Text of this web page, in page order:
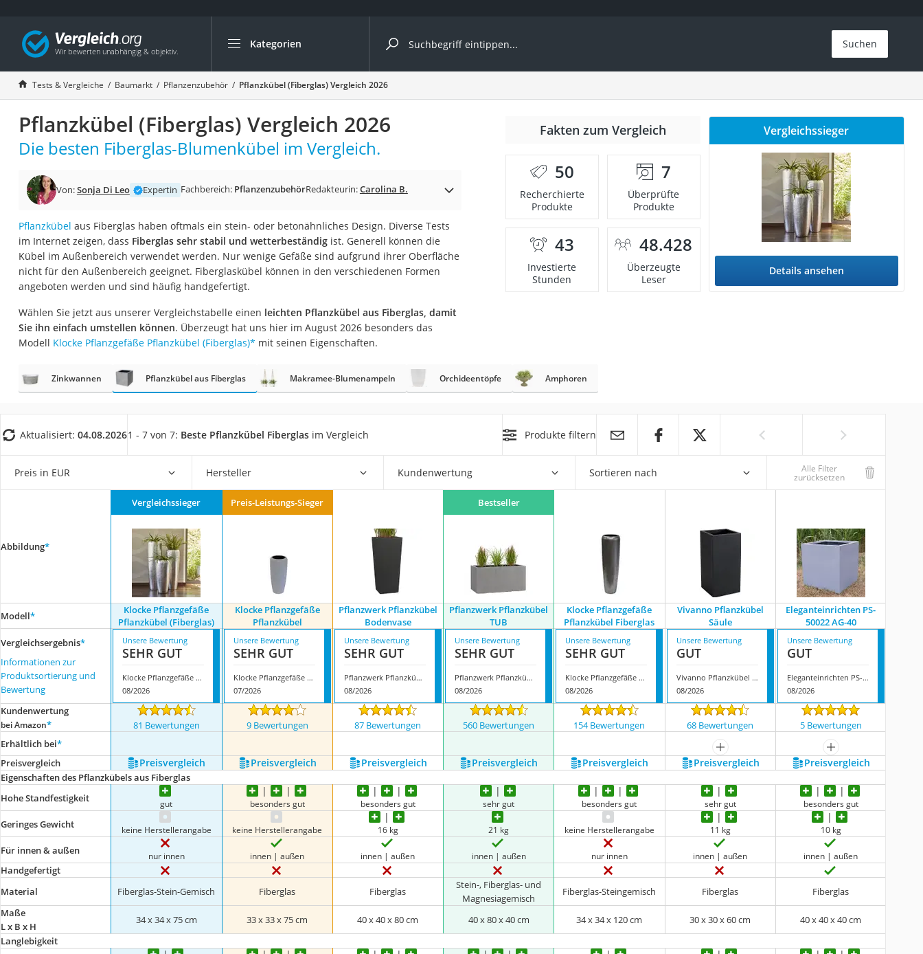
Kategorien
Die beliebtesten Vergleiche nach Kategorie
Baumarkt
Tresor feuerfest
Makita-Akku-Rasenmäher
Kappsäge
Akku-Rasentrimmer
Split-Klimaanlage 2 Innengeräte
Pelletofen
Bohrmaschine
Tiefbrunnenpumpe
Fliesenschneider
Hochdruckreiniger
Überwachungskamera
Akku-Laubsauger
Multimeter
Winterharte Palmen
Gasdurchlauferhitzer
Suchen
Tests & Vergleiche Baumarkt Pflanzenzubehör Pflanzkübel (Fiberglas) Vergleich 2026
Pflanzkübel (Fiberglas) Vergleich 2026
Die besten Fiberglas-Blumenkübel im Vergleich.
Von:Sonja Di Leo Expertin Fachbereich: PflanzenzubehörRedakteurin:Carolina B.
Pflanzkübel aus Fiberglas haben oftmals ein stein- oder betonähnliches Design. Diverse Tests
im Internet zeigen, dass Fiberglas sehr stabil und wetterbeständigist. Generell können die
Kübel im Außenbereich verwendet werden. Nur wenige Gefäße sind aufgrund ihrer Oberfläche
nicht für den Außenbereich geeignet. Fiberglaskübel können in den verschiedenen Formen
angeboten werden und sind häufig handgefertigt.
Wählen Sie jetzt aus unserer Vergleichstabelle einen leichten Pflanzkübel aus Fiberglas, damit
Sie ihn einfach umstellen können. Überzeugt hat uns hier im August 2026 besonders das
Modell Klocke Pflanzgefäße Pflanzkübel (Fiberglas)* mit seinen Eigenschaften.
Fakten zum Vergleich
50
Recherchierte
Produkte
7
Überprüfte
Produkte
43
Investierte
Stunden
48.428
Überzeugte
Leser
Vergleichssieger
Details ansehen
Zinkwannen Pflanzkübel aus Fiberglas Makramee-Blumenampeln Orchideentöpfe Amphoren
Aktualisiert: 04.08.20261 - 7 von 7: Beste Pflanzkübel Fiberglas im Vergleich Produkte filtern
Preis in EUR Hersteller Kundenwertung Sortieren nach Alle Filter
zurücksetzen
Abbildung*
Vergleichssieger Preis-Leistungs-Sieger Bestseller
Modell*
Klocke Pflanzgefäße
Pflanzkübel (Fiberglas)
Klocke Pflanzgefäße
Pflanzkübel
Pflanzwerk Pflanzkübel
Bodenvase
Pflanzwerk Pflanzkübel
TUB
Klocke Pflanzgefäße
Pflanzkübel Fiberglas
Vivanno Pflanzkübel
Säule
Eleganteinrichten PS-
50022 AG-40
Vergleichsergebnis*
Informationen zur
Produktsortierung und
Bewertung
Unsere Bewertung
SEHR GUT
Klocke Pflanzgefäße Pflanzkübel (Fiberglas)
08/2026
Unsere Bewertung
SEHR GUT
Klocke Pflanzgefäße Pflanzkübel
07/2026
Unsere Bewertung
SEHR GUT
Pflanzwerk Pflanzkübel Bodenvase
08/2026
Unsere Bewertung
SEHR GUT
Pflanzwerk Pflanzkübel TUB
08/2026
Unsere Bewertung
SEHR GUT
Klocke Pflanzgefäße Pflanzkübel Fiberglas
08/2026
Unsere Bewertung
GUT
Vivanno Pflanzkübel Säule
08/2026
Unsere Bewertung
GUT
Eleganteinrichten PS-50022 AG-40
08/2026
Kundenwertung
bei Amazon* 81 Bewertungen 9 Bewertungen 87 Bewertungen 560 Bewertungen 154 Bewertungen 68 Bewertungen
5 Bewertungen
Erhältlich bei*
mehr anzeigen
mehr anzeigen
Preis­vergleich
Preis­vergleich Preis­vergleich Preis­vergleich Preis­vergleich Preis­vergleich Preis­vergleich Preis­vergleich
Eigenschaften des Pflanzkübels aus Fiberglas
Hohe Standfestigkeit
gut besonders gut besonders gut sehr gut besonders gut sehr gut besonders gut
Geringes Gewicht keine Herstellerangabe keine Herstellerangabe 16 kg 21 kg keine Herstellerangabe 11 kg 10 kg
Für innen & außen nur innen innen | außen innen | außen innen | außen nur innen innen | außen innen | außen
Handgefertigt
Material
Fiberglas-Stein-Gemisch Fiberglas Fiberglas
Stein-, Fiberglas- und
Magnesiagemisch
Fiberglas-Steingemisch Fiberglas
Fiberglas
Maße
L x B x H
34 x 34 x 75 cm 33 x 33 x 75 cm 40 x 40 x 80 cm 40 x 80 x 40 cm 34 x 34 x 120 cm 30 x 30 x 60 cm
40 x 40 x 40 cm
Langlebigkeit